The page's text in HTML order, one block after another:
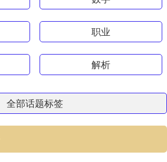
职业
解析
全部话题标签